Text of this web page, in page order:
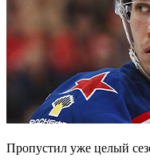
Пропустил уже целый